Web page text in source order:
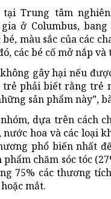
tại Trung tâm
ở Columbus,
màu sắc của các
các bé cố mở nắp
gây hại nếu
phải biết rằng trẻ
sản phẩm này”,
dựa trên cách
nước hoa và các loại
phổ biến nhất
chăm sóc tóc
75% các thương
mắt.